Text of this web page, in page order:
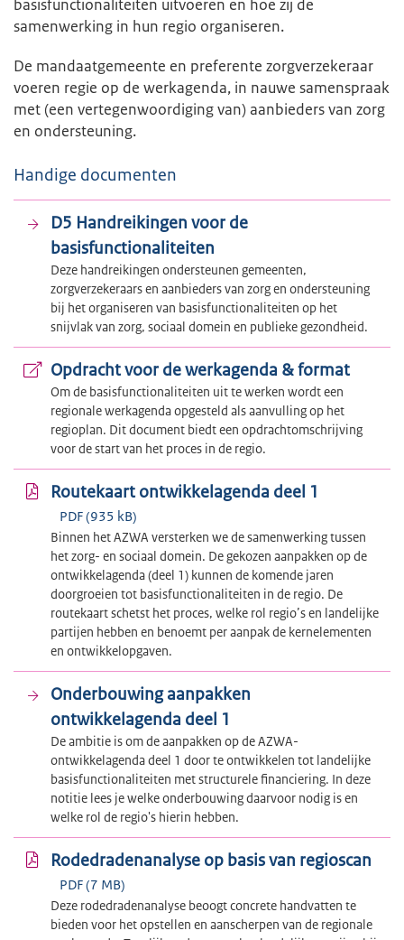
basisfunctionaliteiten uitvoeren en hoe zij de
samenwerking in hun regio organiseren.
De mandaatgemeente en preferente zorgverzekeraar
voeren regie op de werkagenda, in nauwe samenspraak
met (een vertegenwoordiging van) aanbieders van zorg
en ondersteuning.
Handige documenten
D5 Handreikingen voor de
basisfunctionaliteiten
Deze handreikingen ondersteunen gemeenten,
zorgverzekeraars en aanbieders van zorg en ondersteuning
bij het organiseren van basisfunctionaliteiten op het
snijvlak van zorg, sociaal domein en publieke gezondheid.
Opdracht voor de werkagenda & format
Om de basisfunctionaliteiten uit te werken wordt een
regionale werkagenda opgesteld als aanvulling op het
regioplan. Dit document biedt een opdrachtomschrijving
voor de start van het proces in de regio.
Routekaart ontwikkelagenda deel 1
PDF (935 kB)
Binnen het AZWA versterken we de samenwerking tussen
het zorg- en sociaal domein. De gekozen aanpakken op de
ontwikkelagenda (deel 1) kunnen de komende jaren
doorgroeien tot basisfunctionaliteiten in de regio. De
routekaart schetst het proces, welke rol regio’s en landelijke
partijen hebben en benoemt per aanpak de kernelementen
en ontwikkelopgaven.
Onderbouwing aanpakken
ontwikkelagenda deel 1
De ambitie is om de aanpakken op de AZWA-
ontwikkelagenda deel 1 door te ontwikkelen tot landelijke
basisfunctionaliteiten met structurele financiering. In deze
notitie lees je welke onderbouwing daarvoor nodig is en
welke rol de regio's hierin hebben.
Rodedradenanalyse op basis van regioscan
PDF (7 MB)
Deze rodedradenanalyse beoogt concrete handvatten te
bieden voor het opstellen en aanscherpen van de regionale